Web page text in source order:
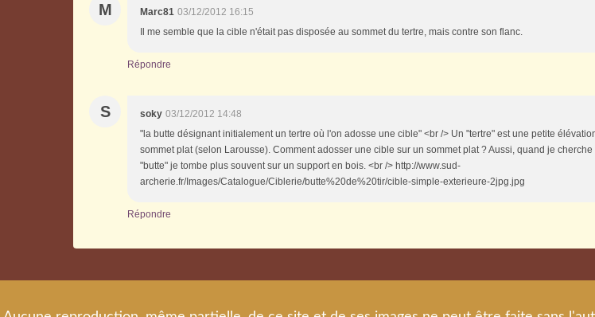
M Marc81 03/12/2012 16:15
Il me semble que la cible n'était pas disposée au sommet du tertre, mais contre son flanc.
Répondre
S soky 03/12/2012 14:48
"la butte désignant initialement un tertre où l'on adosse une cible" <br /> Un "tertre" est une petite
sommet plat (selon Larousse). Comment adosser une cible sur un sommet plat ? Aussi, quand je
"butte" je tombe plus souvent sur un support en bois. <br /> http://www.sud-
archerie.fr/Images/Catalogue/Ciblerie/butte%20de%20tir/cible-simple-exterieure-2jpg.jpg
Répondre